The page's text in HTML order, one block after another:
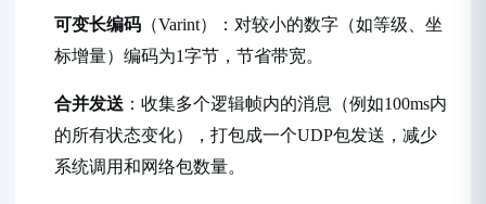
可变长编码 （Varint）：对较小的数字（如等级、坐
标增量）编码为1字节，节省带宽。
合并发送 ：收集多个逻辑帧内的消息（例如100ms内
的所有状态变化），打包成一个UDP包发送，减少
系统调用和网络包数量。